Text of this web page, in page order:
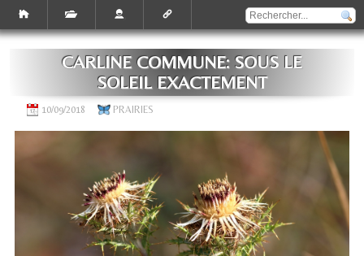
CARLINE COMMUNE: SOUS LE
SOLEIL EXACTEMENT
10/09/2018 PRAIRIES